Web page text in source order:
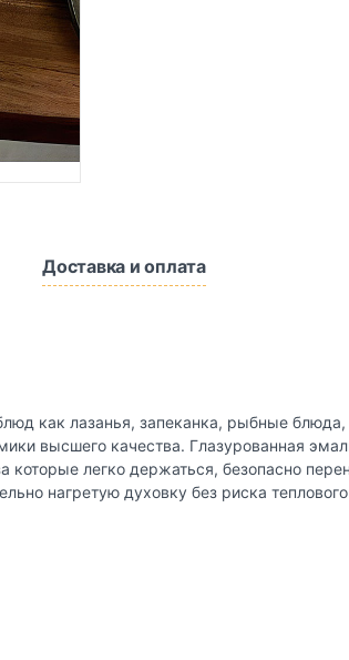
Доставка и оплата
как лазанья, запеканка, рыбные
высшего качества. Глазурованная
легко держаться, безопасно
нагретую духовку без риска